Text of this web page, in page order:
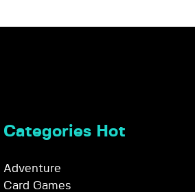
Categories Hot
Adventure
Card Games